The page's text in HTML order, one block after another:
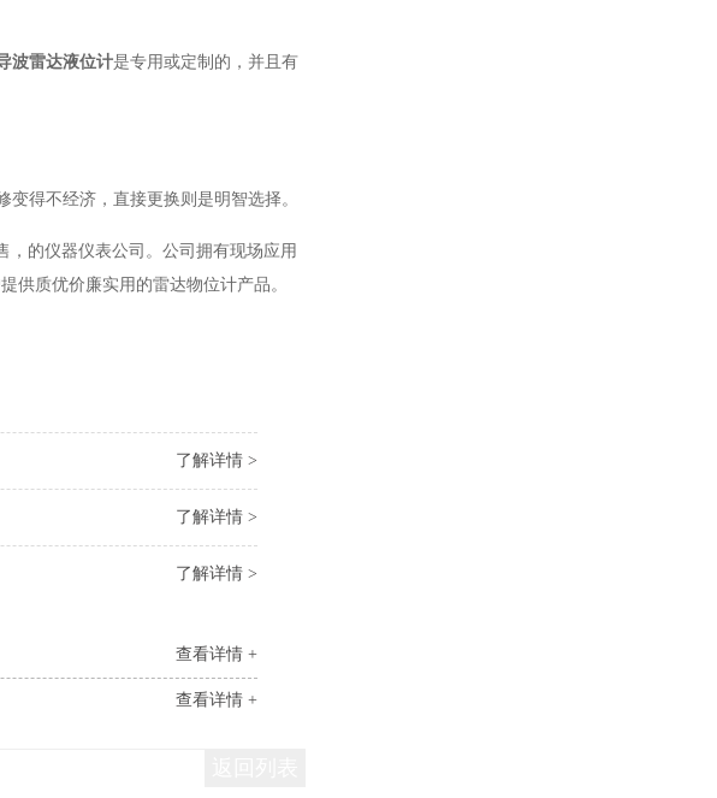
波雷达液位计是专用或定制的，并且有
得不经济，直接更换则是明智选择。
，的仪器仪表公司。公司拥有现场应用
供质优价廉实用的雷达物位计产品。
了解详情 >
了解详情 >
了解详情 >
查看详情 +
查看详情 +